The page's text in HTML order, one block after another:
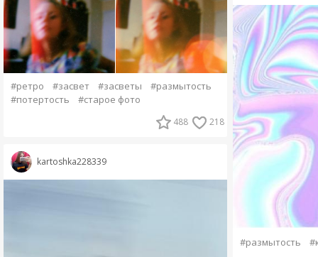
#ретро #засвет #засветы
#размытость
#потертость
#старое фото
488 218
kartoshka228339
#размытость